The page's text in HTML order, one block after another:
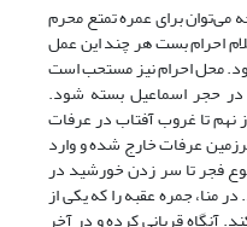
می‌توان برای عمره تمتع محرم
احرام بست هر چند این عمل
محل احرام نیز مستحب است
حجر اسماعیل بسته شود.
تا غروب آفتاب در عرفات
عرفات خارج شده و وارد
فجر تا سر زدن خورشید در
منا، جمره عقبه را که یکی از